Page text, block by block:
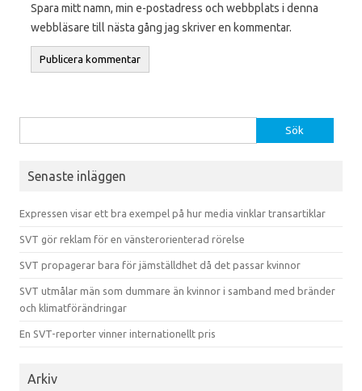
Spara mitt namn, min e-postadress och webbplats i denna
webbläsare till nästa gång jag skriver en kommentar.
Senaste inläggen
Expressen visar ett bra exempel på hur media vinklar transartiklar
SVT gör reklam för en vänsterorienterad rörelse
SVT propagerar bara för jämställdhet då det passar kvinnor
SVT utmålar män som dummare än kvinnor i samband med bränder
och klimatförändringar
En SVT-reporter vinner internationellt pris
Arkiv